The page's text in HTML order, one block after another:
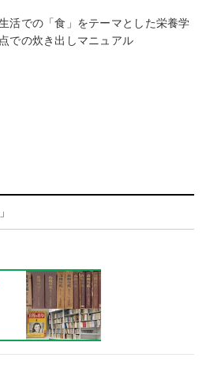
活での「食」をテーマとした栄養学
での炊き出しマニュアル